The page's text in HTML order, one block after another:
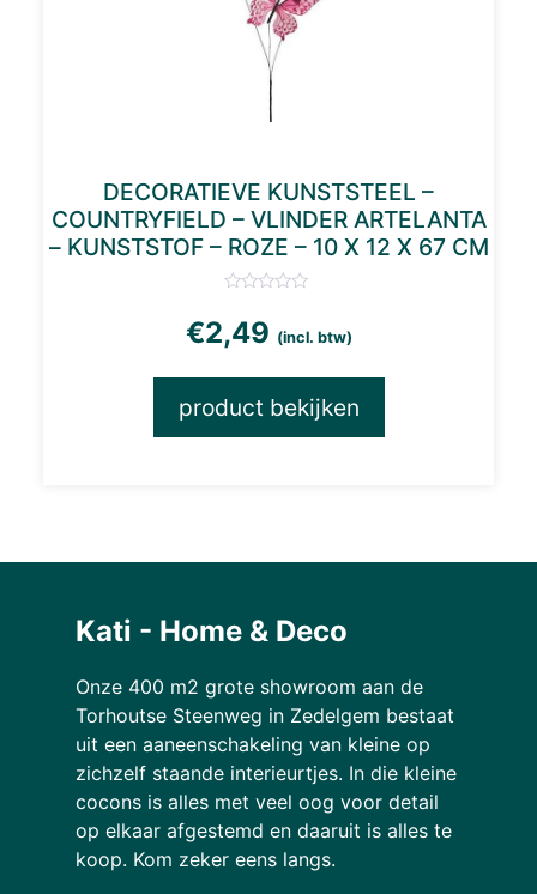
DECORATIEVE KUNSTSTEEL –
COUNTRYFIELD – VLINDER ARTELANTA
– KUNSTSTOF – ROZE – 10 X 12 X 67 CM
€2,49 (incl. btw)
product bekijken
Kati - Home & Deco
Onze 400 m2 grote showroom aan de
Torhoutse Steenweg in Zedelgem bestaat
uit een aaneenschakeling van kleine op
zichzelf staande interieurtjes. In die kleine
cocons is alles met veel oog voor detail
op elkaar afgestemd en daaruit is alles te
koop. Kom zeker eens langs.